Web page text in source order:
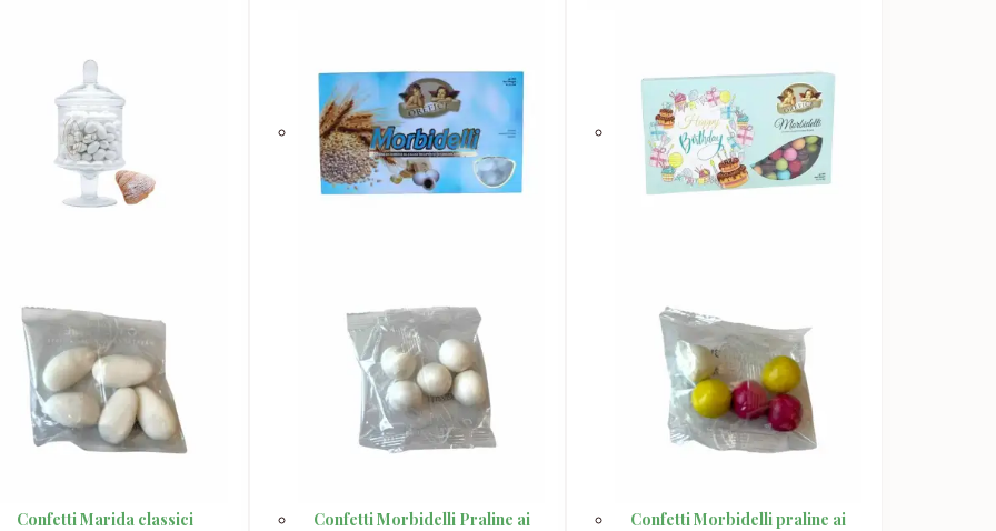
Confetti Marida classici
Confetti Morbidelli Praline ai
Confetti Morbidelli praline ai